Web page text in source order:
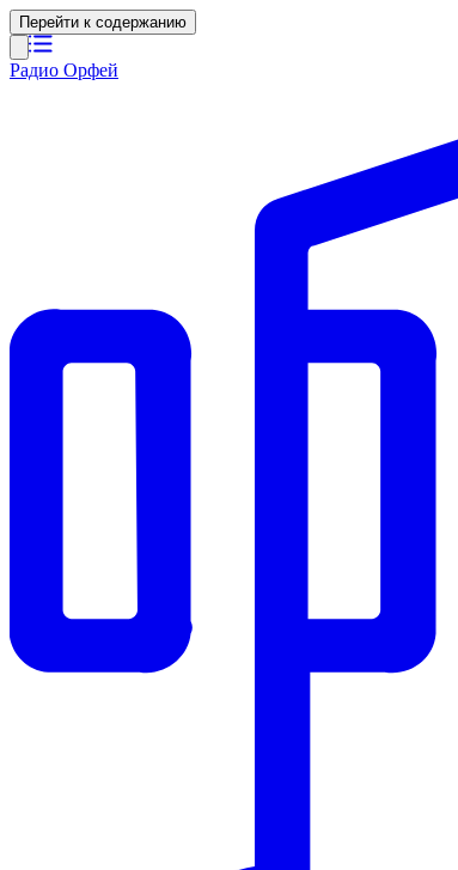
Перейти к содержанию
Радио Орфей